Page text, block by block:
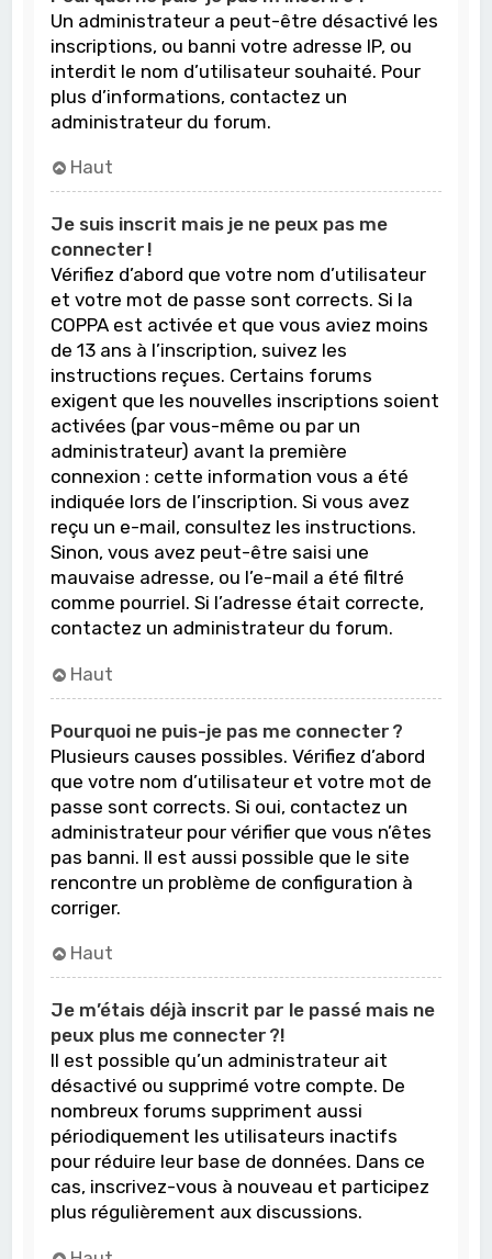
Un administrateur a peut-être désactivé les
inscriptions, ou banni votre adresse IP, ou
interdit le nom d’utilisateur souhaité. Pour
plus d’informations, contactez un
administrateur du forum.
Haut
Je suis inscrit mais je ne peux pas me
connecter !
Vérifiez d’abord que votre nom d’utilisateur
et votre mot de passe sont corrects. Si la
COPPA est activée et que vous aviez moins
de 13 ans à l’inscription, suivez les
instructions reçues. Certains forums
exigent que les nouvelles inscriptions soient
activées (par vous-même ou par un
administrateur) avant la première
connexion : cette information vous a été
indiquée lors de l’inscription. Si vous avez
reçu un e-mail, consultez les instructions.
Sinon, vous avez peut-être saisi une
mauvaise adresse, ou l’e-mail a été filtré
comme pourriel. Si l’adresse était correcte,
contactez un administrateur du forum.
Haut
Pourquoi ne puis-je pas me connecter ?
Plusieurs causes possibles. Vérifiez d’abord
que votre nom d’utilisateur et votre mot de
passe sont corrects. Si oui, contactez un
administrateur pour vérifier que vous n’êtes
pas banni. Il est aussi possible que le site
rencontre un problème de configuration à
corriger.
Haut
Je m’étais déjà inscrit par le passé mais ne
peux plus me connecter ?!
Il est possible qu’un administrateur ait
désactivé ou supprimé votre compte. De
nombreux forums suppriment aussi
périodiquement les utilisateurs inactifs
pour réduire leur base de données. Dans ce
cas, inscrivez-vous à nouveau et participez
plus régulièrement aux discussions.